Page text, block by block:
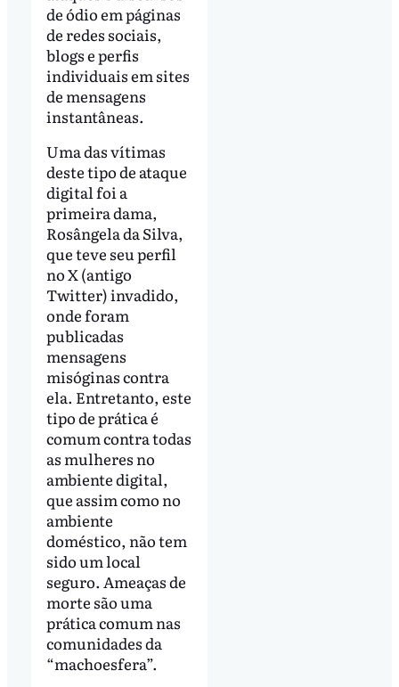
de ódio em páginas
de redes sociais,
blogs e perfis
individuais em sites
de mensagens
instantâneas.
Uma das vítimas
deste tipo de ataque
digital foi a
primeira dama,
Rosângela da Silva,
que teve seu perfil
no X (antigo
Twitter) invadido,
onde foram
publicadas
mensagens
misóginas contra
ela. Entretanto, este
tipo de prática é
comum contra todas
as mulheres no
ambiente digital,
que assim como no
ambiente
doméstico, não tem
sido um local
seguro. Ameaças de
morte são uma
prática comum nas
comunidades da
“machoesfera”.